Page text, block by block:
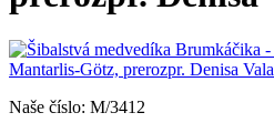
Naše číslo: M/3412